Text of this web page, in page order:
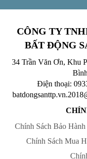
CÔNG TY
BẤT ĐỘNG
34 Trần Văn Ơn, Khu
Điện thoại:
Chính Sách Bảo Hành
Chính Sách Mua